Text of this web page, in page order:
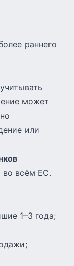
раннего
может
или
во всём ЕС.
1–3 года;